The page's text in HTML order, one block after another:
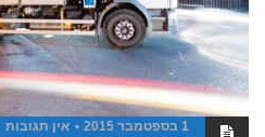
1 בספטמבר 2015 אין תגובות